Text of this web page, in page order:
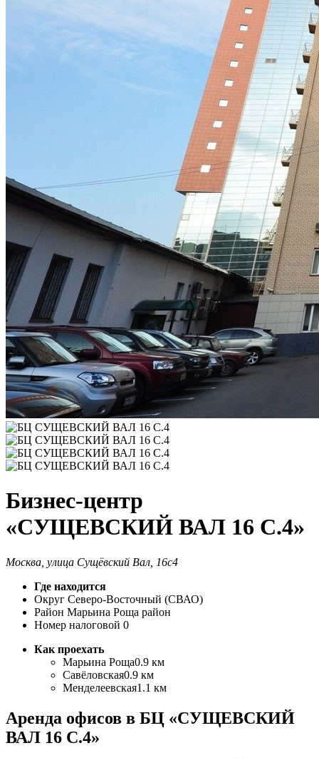
Бизнес-центр
«СУЩЕВСКИЙ ВАЛ 16 С.4»
Москва, улица Сущёвский Вал, 16с4
Где находится
Округ Северо-Восточный (СВАО)
Район Марьина Роща район
Номер налоговой 0
Как проехать
Марьина Роща0.9 км
Савёловская0.9 км
Менделеевская1.1 км
Аренда офисов в БЦ «СУЩЕВСКИЙ
ВАЛ 16 С.4»